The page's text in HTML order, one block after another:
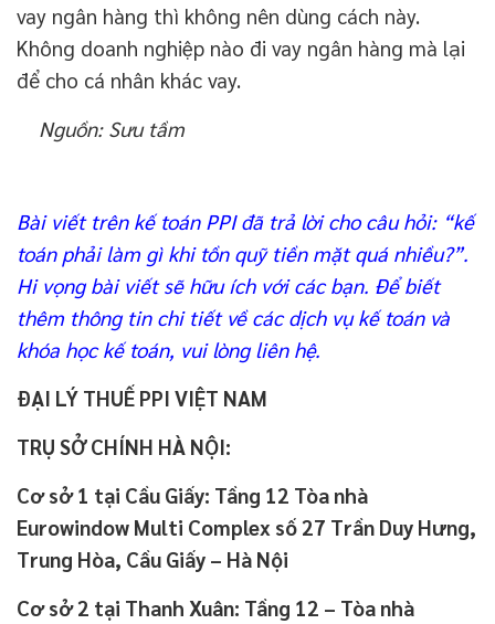
vay ngân hàng thì không nên dùng cách này.
Không doanh nghiệp nào đi vay ngân hàng mà lại
để cho cá nhân khác vay.
Nguồn: Sưu tầm
Bài viết trên kế toán PPI đã trả lời cho câu hỏi: “kế
toán phải làm gì khi tồn quỹ tiền mặt quá nhiều?”.
Hi vọng bài viết sẽ hữu ích với các bạn. Để biết
thêm thông tin chi tiết về các dịch vụ kế toán và
khóa học kế toán, vui lòng liên hệ.
ĐẠI LÝ THUẾ PPI VIỆT NAM
TRỤ SỞ CHÍNH HÀ NỘI:
Cơ sở 1 tại Cầu Giấy: Tầng 12 Tòa nhà
Eurowindow Multi Complex số 27 Trần Duy Hưng,
Trung Hòa, Cầu Giấy – Hà Nội
Cơ sở 2 tại Thanh Xuân: Tầng 12 – Tòa nhà